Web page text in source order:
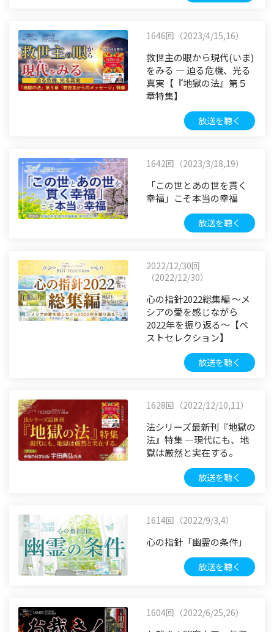
1646回（2023/4/15,16）
救世主の眼から現代(いま)
をみる ― 迫る危機、光る
真実【『地獄の法』第５
章特集】
放送を聴く
1642回（2023/3/18,19）
「この世とあの世を貫く
幸福」こそ本当の幸福
放送を聴く
2022/12/30回
（2022/12/30）
心の指針2022総集編 ～メ
シアの愛を感じながら
2022年を振り返る～【ベ
ストセレクション】
放送を聴く
1628回（2022/12/10,11）
法シリーズ最新刊『地獄の
法』特集 ―現代にも、地
獄は厳然と実在する。
放送を聴く
1614回（2022/9/3,4）
心の指針「幽霊の条件」
放送を聴く
1604回（2022/6/25,26）